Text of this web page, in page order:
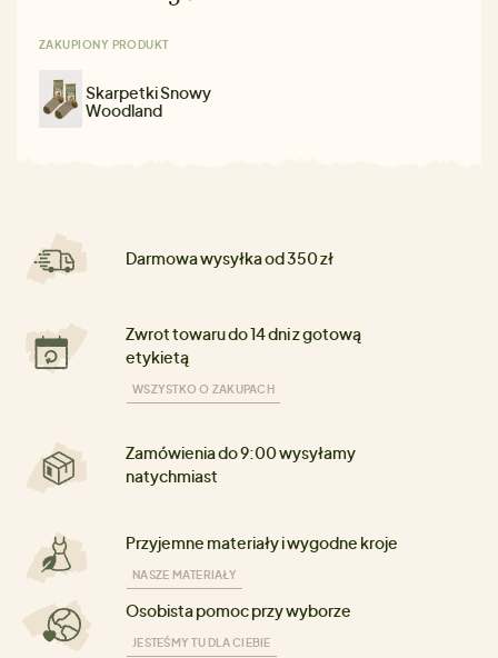
ZAKUPIONY PRODUKT
Skarpetki Snowy
Woodland
Darmowa wysyłka od 350 zł
Zwrot towaru do 14 dni z gotową
etykietą
WSZYSTKO O ZAKUPACH
Zamówienia do 9:00 wysyłamy
natychmiast
Przyjemne materiały i wygodne kroje
NASZE MATERIAŁY
Osobista pomoc przy wyborze
JESTEŚMY TU DLA CIEBIE